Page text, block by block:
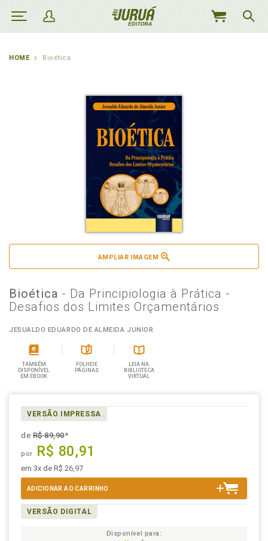
MEU
HOME Bioética
AMPLIAR IMAGEM
Bioética - Da Principiologia à Prática -
Desafios dos Limites Orçamentários
JESUALDO EDUARDO DE ALMEIDA JUNIOR
TAMBÉM
DISPONÍVEL
EM EBOOK
FOLHEIE
PÁGINAS
LEIA NA
BIBLIOTECA
VIRTUAL
VERSÃO IMPRESSA
deR$ 89,90*
por R$ 80,91
em 3x de R$ 26,97
ADICIONAR AO CARRINHO
VERSÃO DIGITAL
Disponível para: